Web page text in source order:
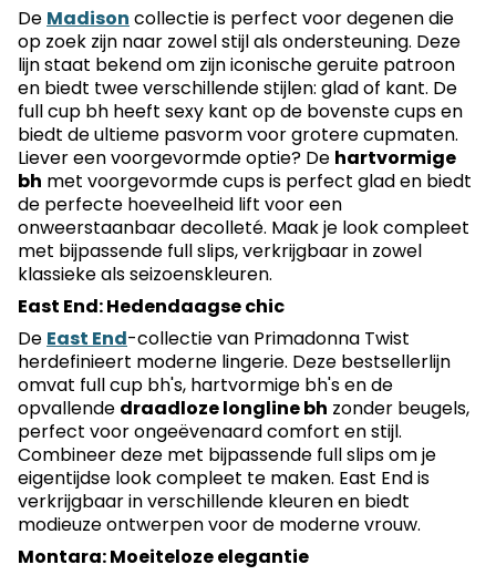
De Madison collectie is perfect voor degenen die
op zoek zijn naar zowel stijl als ondersteuning. Deze
lijn staat bekend om zijn iconische geruite patroon
en biedt twee verschillende stijlen: glad of kant. De
full cup bh heeft sexy kant op de bovenste cups en
biedt de ultieme pasvorm voor grotere cupmaten.
Liever een voorgevormde optie? De hartvormige
bh met voorgevormde cups is perfect glad en biedt
de perfecte hoeveelheid lift voor een
onweerstaanbaar decolleté. Maak je look compleet
met bijpassende full slips, verkrijgbaar in zowel
klassieke als seizoenskleuren.
East End: Hedendaagse chic
De East End-collectie van Primadonna Twist
herdefinieert moderne lingerie. Deze bestsellerlijn
omvat full cup bh's, hartvormige bh's en de
opvallende draadloze longline bh zonder beugels,
perfect voor ongeëvenaard comfort en stijl.
Combineer deze met bijpassende full slips om je
eigentijdse look compleet te maken. East End is
verkrijgbaar in verschillende kleuren en biedt
modieuze ontwerpen voor de moderne vrouw.
Montara: Moeiteloze elegantie